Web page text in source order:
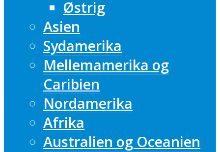
Østrig
Asien
Sydamerika
Mellemamerika og
Caribien
Nordamerika
Afrika
Australien og Oceanien